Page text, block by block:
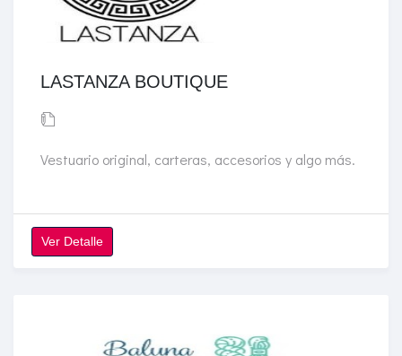
LASTANZA BOUTIQUE
Vestuario original, carteras, accesorios y algo más.
Ver Detalle